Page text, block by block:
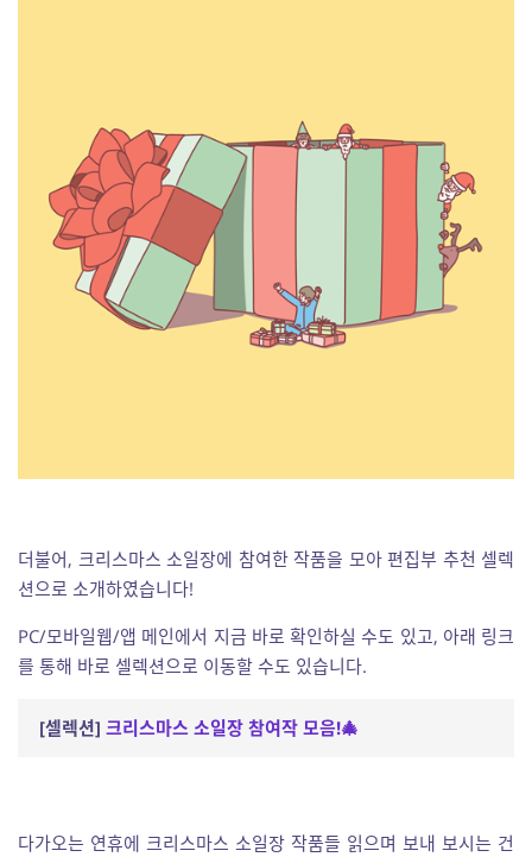
더불어, 크리스마스 소일장에 참여한 작품을 모아 편집부 추천 셀렉
션으로 소개하였습니다!
PC/모바일웹/앱 메인에서 지금 바로 확인하실 수도 있고, 아래 링크
를 통해 바로 셀렉션으로 이동할 수도 있습니다.
[셀렉션] 크리스마스 소일장 참여작 모음!🎄
다가오는 연휴에 크리스마스 소일장 작품들 읽으며 보내 보시는 건